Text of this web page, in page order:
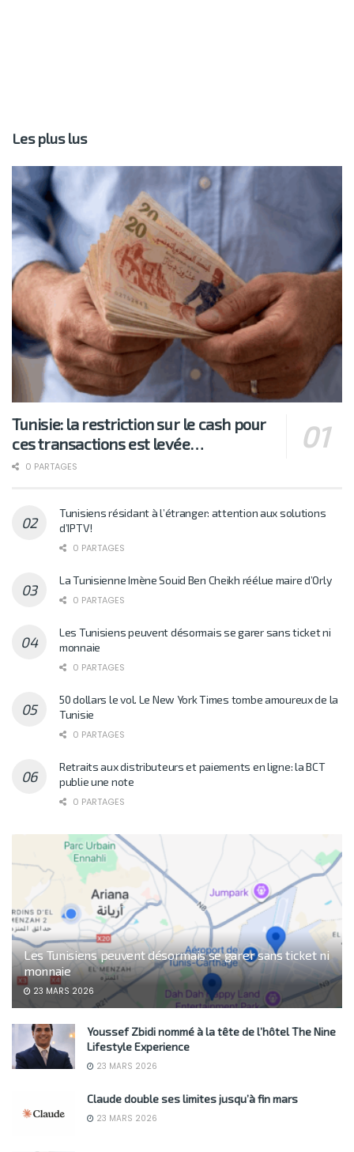
Les plus lus
Tunisie: la restriction sur le cash pour
ces transactions est levée…
0 PARTAGES
Tunisiens résidant à l’étranger: attention aux solutions
d’IPTV!
0 PARTAGES
La Tunisienne Imène Souid Ben Cheikh réélue maire d’Orly
0 PARTAGES
Les Tunisiens peuvent désormais se garer sans ticket ni
monnaie
0 PARTAGES
50 dollars le vol. Le New York Times tombe amoureux de la
Tunisie
0 PARTAGES
Retraits aux distributeurs et paiements en ligne: la BCT
publie une note
0 PARTAGES
Les Tunisiens peuvent désormais se garer sans ticket ni
monnaie
23 MARS 2026
Youssef Zbidi nommé à la tête de l’hôtel The Nine
Lifestyle Experience
23 MARS 2026
Claude double ses limites jusqu’à fin mars
23 MARS 2026